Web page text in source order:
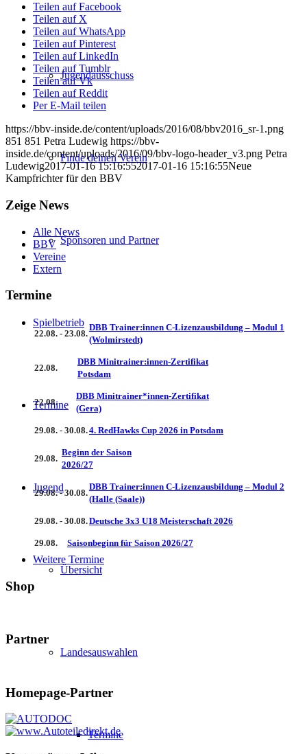
Jugendausschuss
Finde deinen Verein
Sponsoren und Partner
Spielbetrieb
Termine
Jugend
Übersicht
Landesauswahlen
Termine
Teilen auf Facebook
Teilen auf X
Teilen auf WhatsApp
Teilen auf Pinterest
Teilen auf LinkedIn
Teilen auf Tumblr
Teilen auf Vk
Teilen auf Reddit
Per E-Mail teilen
https://bbv-inside.de/content/uploads/2016/08/bbv2016_sr-1.png
851 851 Petra Ludewig https://bbv-
inside.de/content/uploads/2016/09/bbv-logo-header_v3.png Petra
Ludewig2017-01-16 15:16:552017-01-16 15:16:55Neue
Kampfrichter für den BBV
Zeige News
Alle News
BBV
Vereine
Extern
Termine
22.08. - 23.08.
DBB Trainer:innen C-Lizenzausbildung – Modul 1
(Wolmirstedt)
22.08.
DBB Minitrainer:innen-Zertifikat
Potsdam
22.08.
DBB Minitrainer*innen-Zertifikat
(Gera)
29.08. - 30.08.4. RedHawks Cup 2026 in Potsdam
29.08.
Beginn der Saison
2026/27
29.08. - 30.08.
DBB Trainer:innen C-Lizenzausbildung – Modul 2
(Halle (Saale))
29.08. - 30.08.Deutsche 3x3 U18 Meisterschaft 2026
29.08. Saisonbeginn für Saison 2026/27
Weitere Termine
Shop
Partner
Homepage-Partner